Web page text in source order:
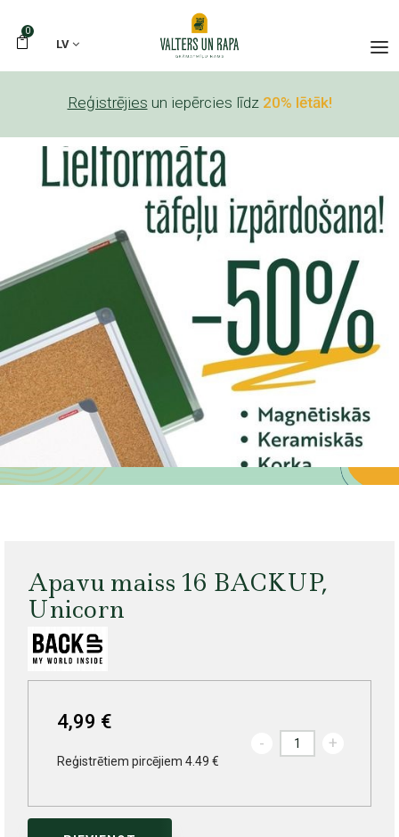
0
LV
Reģistrējies un iepērcies līdz 20% lētāk!
Apavu maiss 16 BACKUP,
Unicorn
4,99 €
Reģistrētiem pircējiem 4.49 €
- +